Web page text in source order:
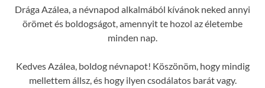
Drága Azálea, a névnapod alkalmából kívánok neked annyi
örömet és boldogságot, amennyit te hozol az életembe
minden nap.
Kedves Azálea, boldog névnapot! Köszönöm, hogy mindig
mellettem állsz, és hogy ilyen csodálatos barát vagy.